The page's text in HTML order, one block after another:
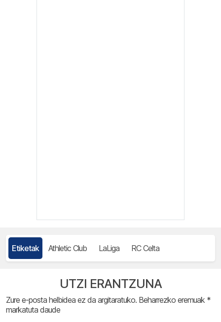
Etiketak Athletic Club LaLiga RC Celta
UTZI ERANTZUNA
Zure e-posta helbidea ez da argitaratuko. Beharrezko eremuak *
markatuta daude